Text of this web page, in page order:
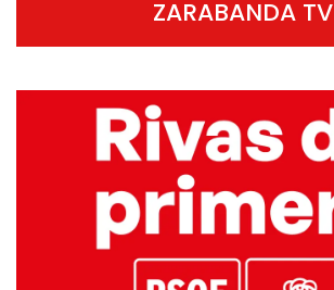
ZARABANDA TV